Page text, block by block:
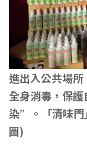
進出入公共場
全身消毒，保
染”。「清味
圖)